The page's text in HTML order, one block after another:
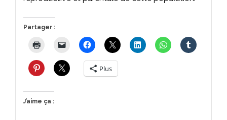
Partager :
Plus
J’aime ça :